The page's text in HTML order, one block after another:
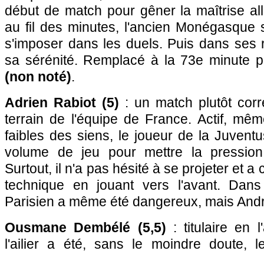
début de match pour gêner la maîtrise
au fil des minutes, l'ancien Monégasque
s'imposer dans les duels. Puis dans ses
sa sérénité. Remplacé à la 73e minute
(non noté).
Adrien Rabiot (5) : un match plutôt
terrain de l'équipe de France. Actif,
faibles des siens, le joueur de la
volume de jeu pour mettre la
Surtout, il n'a pas hésité à se projeter et a
technique en jouant vers l'avant.
Parisien a même été dangereux, mais
Ousmane Dembélé (5,5) : titulaire en
l'ailier a été, sans le moindre doute,